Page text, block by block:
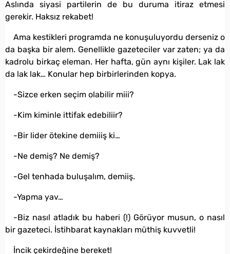
Aslında siyasi partilerin de bu duruma itiraz etmesi
gerekir. Haksız rekabet!
Ama kestikleri programda ne konuşuluyordu derseniz o
da başka bir alem. Genellikle gazeteciler var zaten; ya da
kadrolu birkaç eleman. Her hafta, gün aynı kişiler. Lak lak
da lak lak… Konular hep birbirlerinden kopya.
-Sizce erken seçim olabilir miii?
-Kim kiminle ittifak edebiliir?
-Bir lider ötekine demiiiş ki…
-Ne demiş? Ne demiş?
-Gel tenhada buluşalım, demiiş.
-Yapma yav…
-Biz nasıl atladık bu haberi (!) Görüyor musun, o nasıl
bir gazeteci. İstihbarat kaynakları müthiş kuvvetli!
İncik çekirdeğine bereket!